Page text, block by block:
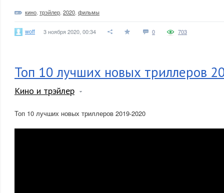
кино трэйлер 2020 фильмы
woff 3 ноября 2020, 00:34 0 703
Топ 10 лучших новых триллеров
Кино и трэйлер
Топ 10 лучших новых триллеров 2019-2020